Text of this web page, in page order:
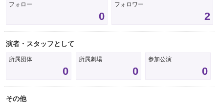
フォロー
0
フォロワー
2
演者・スタッフとして
所属団体
0
所属劇場
0
参加公演
0
その他